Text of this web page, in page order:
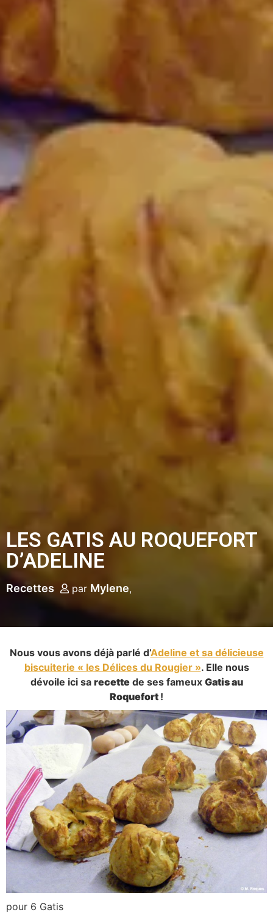
LES GATIS AU ROQUEFORT
D’ADELINE
Recettes par Mylene
Nous vous avons déjà parlé d’Adeline et sa délicieuse
biscuiterie « les Délices du Rougier ». Elle nous
dévoile ici sa recettede ses fameux Gatis au
Roquefort !
pour 6 Gatis